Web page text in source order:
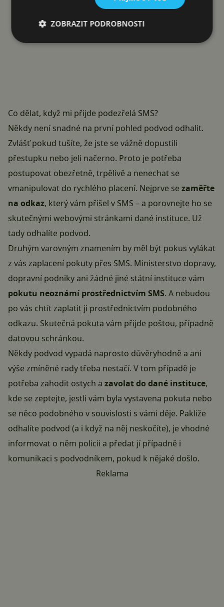
Co dělat, když mi přijde podezřelá SMS?
Někdy není snadné na první pohled podvod odhalit.
Zvlášť pokud tušíte, že jste se vážně dopustili
přestupku nebo jeli načerno. Proto je potřeba
postupovat obezřetně, trpělivě a nenechat se
vmanipulovat do rychlého placení. Nejprve sezaměřte
na odkaz, který vám přišel v SMS – a porovnejte ho se
skutečnými webovými stránkami dané instituce. Už
tady odhalíte podvod.
Druhým varovným znamením by měl být pokus vylákat
z vás zaplacení pokuty přes SMS. Ministerstvo dopravy,
dopravní podniky ani žádné jiné státní instituce vám
pokutu neoznámí prostřednictvím SMS. A nebudou
po vás chtít zaplatit ji prostřednictvím podobného
odkazu. Skutečná pokuta vám přijde poštou, případně
datovou schránkou.
Někdy podvod vypadá naprosto důvěryhodně a ani
výše zmíněné rady třeba nestačí. V tom případě je
potřeba zahodit ostych a zavolat do dané instituce,
kde se zeptejte, jestli vám byla vystavena pokuta nebo
se něco podobného v souvislosti s vámi děje. Pakliže
odhalíte podvod (a i když na něj neskočíte), je vhodné
informovat o něm policii a předat jí případně i
komunikaci s podvodníkem, pokud k nějaké došlo.
Reklama
ZOBRAZIT PODROBNOSTI